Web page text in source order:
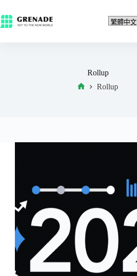
Rollup
Rollup